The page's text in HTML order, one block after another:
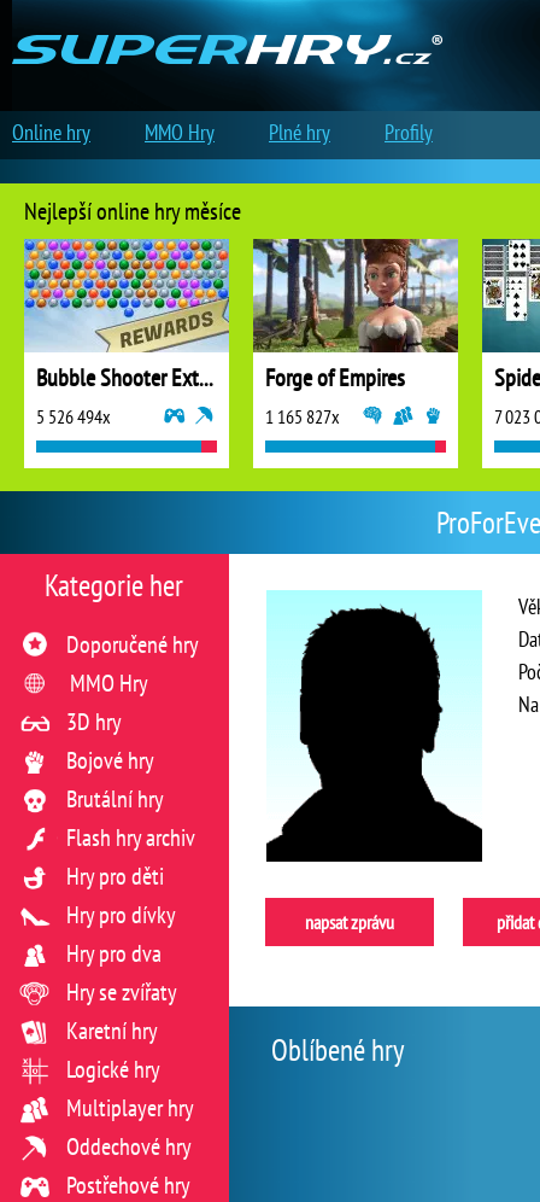
napsat zprávu přidat
Oblíbené hry
Kategorie her
Doporučené hry
MMO Hry
3D hry
Bojové hry
Brutální hry
Flash hry archiv
Hry pro děti
Hry pro dívky
Hry pro dva
Hry se zvířaty
Karetní hry
Logické hry
Multiplayer hry
Oddechové hry
Postřehové hry
Nejlepší online hry měsíce
Bubble Shooter Extreme
5 526 494x
Forge of Empires
1 165 827x 7 023
Online hry MMO Hry Plné hry Profily